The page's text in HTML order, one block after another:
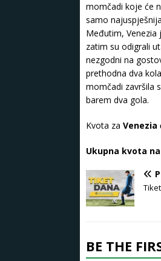
momčadi koje će
samo
Međutim, Venezia
zatim su odigrali
nezgodni na
prethodna dva
momčadi završila
barem dva gola.
Kvota za
Ukupna kvota
BE THE